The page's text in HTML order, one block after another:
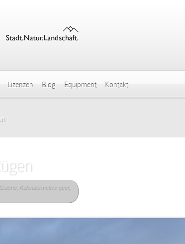
Lizenzen Blog Equipment Kontakt
Galerie, Kalendermotive quer,